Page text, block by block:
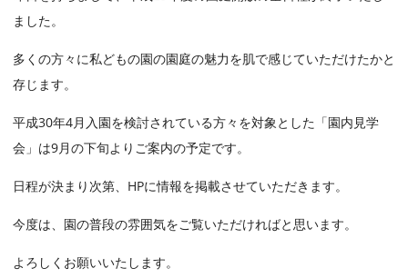
ました。
多くの方々に私どもの園の園庭の魅力を肌で感じていただけたかと
存じます。
平成30年4月入園を検討されている方々を対象とした「園内見学
会」は9月の下旬よりご案内の予定です。
日程が決まり次第、HPに情報を掲載させていただきます。
今度は、園の普段の雰囲気をご覧いただければと思います。
よろしくお願いいたします。